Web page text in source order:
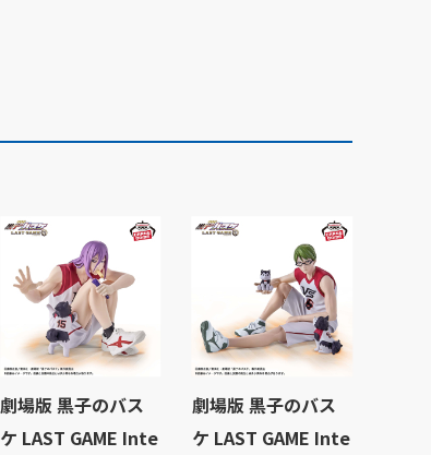
劇場版 黒子のバス
ケ LAST GAME Inte
劇場版 黒子のバス
ケ LAST GAME Inte